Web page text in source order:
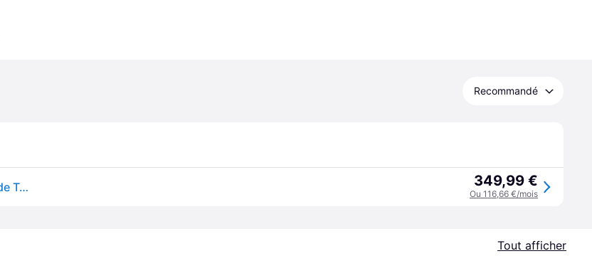
Recommandé
ArtSport Station de Musculation ProfiGym 2000 avec Barre de Traction latissimus et Butterfly, poulie et extenseur de Jambes – 9 Poids de 40kg en Tout – Appareil de Musculation à Domicile 349,99 €
Ou 116,66 €/mois
Tout afficher